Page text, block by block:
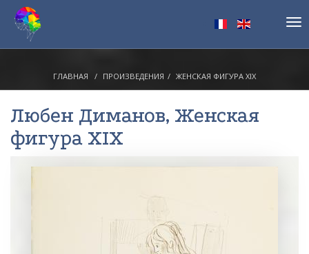
ГЛАВНАЯ ПРОИЗВЕДЕНИЯ ЖЕНСКАЯ ФИГУРА XIX
Любен Диманов, Женская
фигура XIX